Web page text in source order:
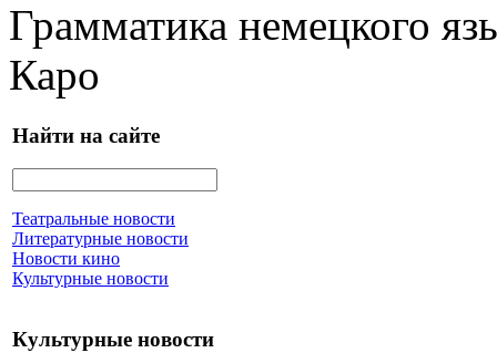
Грамматика немецкого
Каро
Найти на сайте
Театральные новости
Литературные новости
Новости кино
Культурные новости
Культурные новости